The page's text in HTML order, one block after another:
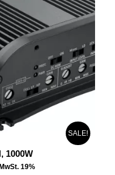
1000W
19%
SALE!